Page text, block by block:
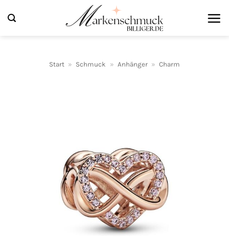
Inhalt
Start » Schmuck » Anhänger » Charm